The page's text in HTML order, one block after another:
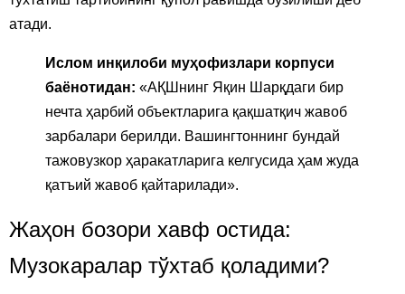
атади.
Ислом инқилоби муҳофизлари корпуси
баёнотидан: «АҚШнинг Яқин Шарқдаги бир
нечта ҳарбий объектларига қақшатқич жавоб
зарбалари берилди. Вашингтоннинг бундай
тажовузкор ҳаракатларига келгусида ҳам жуда
қатъий жавоб қайтарилади».
Жаҳон бозори хавф остида:
Музокаралар тўхтаб қоладими?